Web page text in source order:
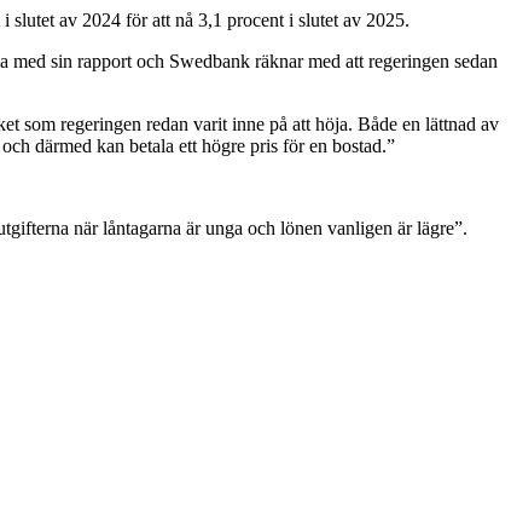
slutet av 2024 för att nå 3,1 procent i slutet av 2025.
sin rapport och Swedbank räknar med att regeringen sedan
som regeringen redan varit inne på att höja. Både en lättnad av
därmed kan betala ett högre pris för en bostad.”
när låntagarna är unga och lönen vanligen är lägre”.